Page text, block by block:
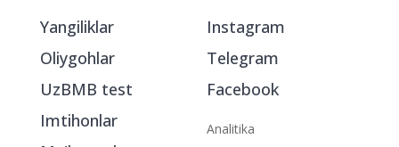
Yangiliklar
Oliygohlar
UzBMB test
Imtihonlar
Instagram
Telegram
Facebook
Analitika